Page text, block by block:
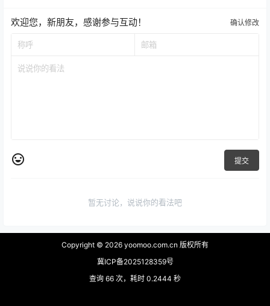
欢迎您，新朋友，感谢参与互动！ 确认修改
提交
暂无讨论，说说你的看法吧
Copyright © 2026 yoomoo.com.cn 版权所有
冀ICP备2025128359号
查询 66 次，耗时 0.2444 秒